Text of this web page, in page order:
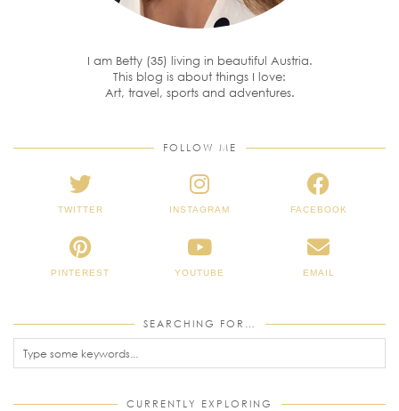
I am Betty (35) living in beautiful Austria.
This blog is about things I love:
Art, travel, sports and adventures.
FOLLOW ME
TWITTER INSTAGRAM FACEBOOK
PINTEREST YOUTUBE EMAIL
SEARCHING FOR…
CURRENTLY EXPLORING